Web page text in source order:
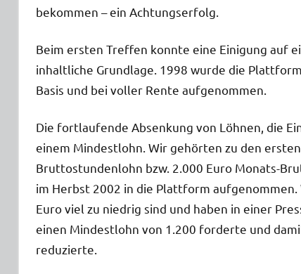
bekommen – ein Achtungserfolg.
Beim ersten Treffen konnte eine Einigung auf
inhaltliche Grundlage. 1998 wurde die
Basis und bei voller Rente aufgenommen.
Die fortlaufende Absenkung von Löhnen, die
einem Mindestlohn. Wir gehörten zu den
Bruttostundenlohn bzw. 2.000 Euro Monats-
im Herbst 2002 in die Plattform
Euro viel zu niedrig sind und haben in einer
einen Mindestlohn von 1.200 forderte und
reduzierte.